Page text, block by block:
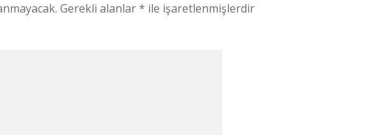
Gerekli alanlar* ile işaretlenmişlerdir